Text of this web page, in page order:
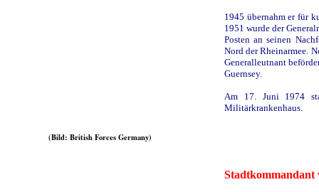
(Bild: British Forces Germany)
1945 übernahm er für
1951 wurde der
Posten an seinen
Nord der Rheinarmee.
Generalleutnant
Guernsey.
Am 17. Juni 1974
Militärkrankenhaus.
Stadtkommandant